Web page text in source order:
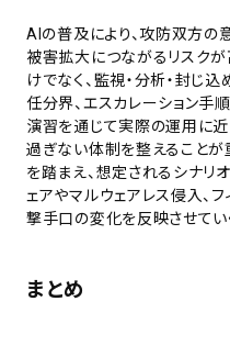
AIの普及により、攻防双方の
被害拡大につながるリスク
けでなく、監視・分析・封じ
任分界、エスカレーション手
演習を通じて実際の運用に
過ぎない体制を整えること
を踏まえ、想定されるシナリ
ェアやマルウェアレス侵入、
撃手口の変化を反映させてい
まとめ